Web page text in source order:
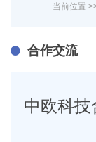
当前位置
合作交流
中欧科技